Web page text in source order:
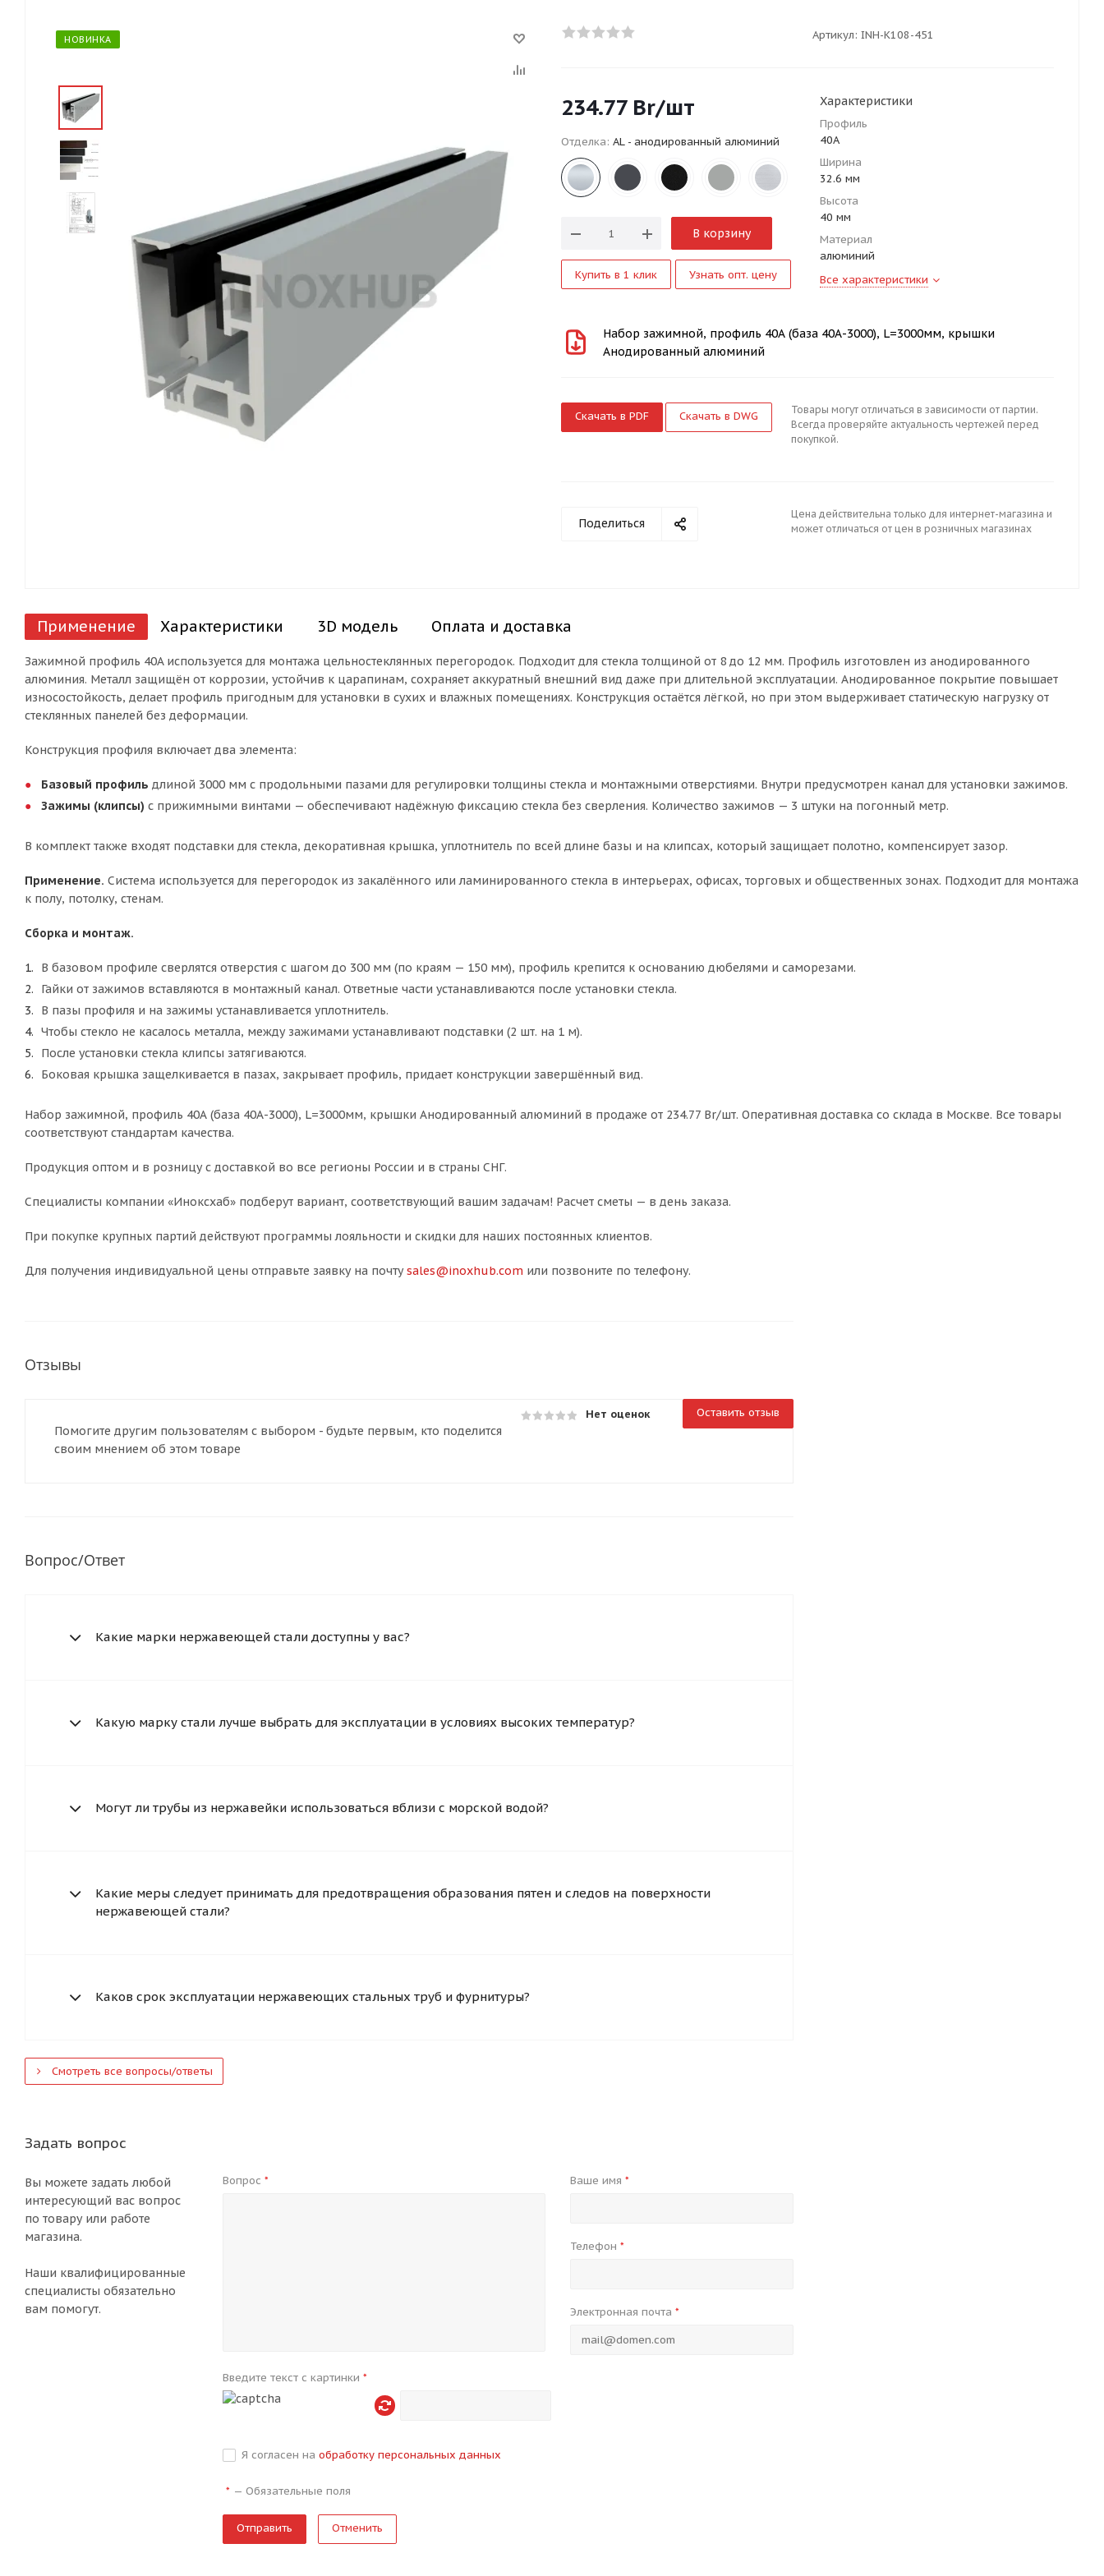
НОВИНКА Артикул: INH-K108-451
234.77Br/шт
Отделка: AL - анодированный алюминий
В корзину
Купить в 1 клик Узнать опт. цену
Характеристики
Профиль
40А
Ширина
32.6 мм
Высота
40 мм
Материал
алюминий
Все характеристики
Набор зажимной, профиль 40А (база 40А-3000), L=3000мм, крышки
Анодированный алюминий
Скачать в PDF Скачать в DWG
Товары могут отличаться в зависимости от партии.
Всегда проверяйте актуальность чертежей перед
покупкой.
Поделиться
Цена действительна только для интернет-магазина и
может отличаться от цен в розничных магазинах
Применение Характеристики 3D модель Оплата и доставка
Зажимной профиль 40A используется для монтажа цельностеклянных перегородок. Подходит для стекла толщиной от 8 до 12 мм. Профиль изготовлен из анодированного
алюминия. Металл защищён от коррозии, устойчив к царапинам, сохраняет аккуратный внешний вид даже при длительной эксплуатации. Анодированное покрытие повышает
износостойкость, делает профиль пригодным для установки в сухих и влажных помещениях. Конструкция остаётся лёгкой, но при этом выдерживает статическую нагрузку от
стеклянных панелей без деформации.
Конструкция профиля включает два элемента:
Базовый профиль длиной 3000 мм с продольными пазами для регулировки толщины стекла и монтажными отверстиями. Внутри предусмотрен канал для установки зажимов.
Зажимы (клипсы) с прижимными винтами — обеспечивают надёжную фиксацию стекла без сверления. Количество зажимов — 3 штуки на погонный метр.
В комплект также входят подставки для стекла, декоративная крышка, уплотнитель по всей длине базы и на клипсах, который защищает полотно, компенсирует зазор.
Применение. Система используется для перегородок из закалённого или ламинированного стекла в интерьерах, офисах, торговых и общественных зонах. Подходит для монтажа
к полу, потолку, стенам.
Сборка и монтаж.
В базовом профиле сверлятся отверстия с шагом до 300 мм (по краям — 150 мм), профиль крепится к основанию дюбелями и саморезами.
Гайки от зажимов вставляются в монтажный канал. Ответные части устанавливаются после установки стекла.
В пазы профиля и на зажимы устанавливается уплотнитель.
Чтобы стекло не касалось металла, между зажимами устанавливают подставки (2 шт. на 1 м).
После установки стекла клипсы затягиваются.
Боковая крышка защелкивается в пазах, закрывает профиль, придает конструкции завершённый вид.
Набор зажимной, профиль 40А (база 40А-3000), L=3000мм, крышки Анодированный алюминий в продаже от 234.77 Br/шт. Оперативная доставка со склада в Москве. Все товары
соответствуют стандартам качества.
Продукция оптом и в розницу с доставкой во все регионы России и в страны СНГ.
Специалисты компании «Иноксхаб» подберут вариант, соответствующий вашим задачам! Расчет сметы — в день заказа.
При покупке крупных партий действуют программы лояльности и скидки для наших постоянных клиентов.
Для получения индивидуальной цены отправьте заявку на почтуsales@inoxhub.com или позвоните по телефону.
Отзывы
Нет оценок Оставить отзыв
Помогите другим пользователям с выбором - будьте первым, кто поделится
своим мнением об этом товаре
Вопрос/Ответ
Какие марки нержавеющей стали доступны у вас?
Какую марку стали лучше выбрать для эксплуатации в условиях высоких температур?
Могут ли трубы из нержавейки использоваться вблизи с морской водой?
Какие меры следует принимать для предотвращения образования пятен и следов на поверхности
нержавеющей стали?
Каков срок эксплуатации нержавеющих стальных труб и фурнитуры?
Смотреть все вопросы/ответы
Задать вопрос
Вы можете задать любой
интересующий вас вопрос
по товару или работе
магазина.
Наши квалифицированные
специалисты обязательно
вам помогут.
Вопрос* Ваше имя *
Телефон *
Электронная почта *
Введите текст с картинки*
Я согласен наобработку персональных данных
* —Обязательные поля
Отменить